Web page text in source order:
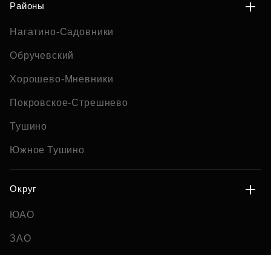
Районы
Нагатино-Садовники
Обручевский
Хорошево-Мневники
Покровское-Стрешнево
Тушино
Южное Тушино
Округ
ЮАО
ЗАО